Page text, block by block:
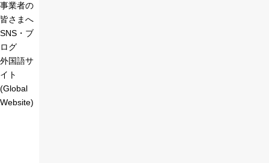
事業者の
皆さまへ
SNS・ブ
ログ
外国語サ
イト
(Global
Website)